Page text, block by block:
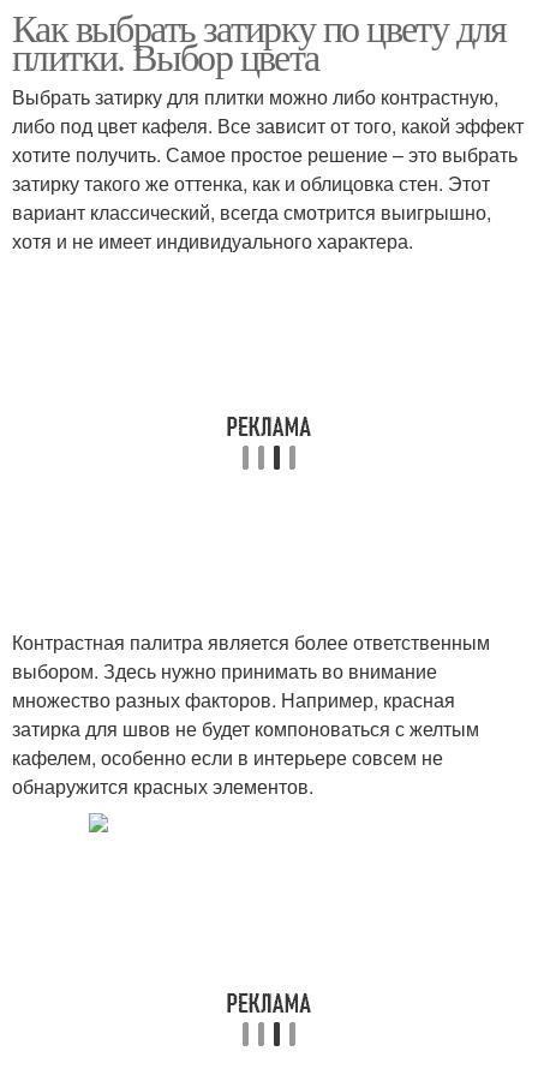
Как выбрать затирку по цвету для
плитки. Выбор цвета
Выбрать затирку для плитки можно либо контрастную,
либо под цвет кафеля. Все зависит от того, какой эффект
хотите получить. Самое простое решение – это выбрать
затирку такого же оттенка, как и облицовка стен. Этот
вариант классический, всегда смотрится выигрышно,
хотя и не имеет индивидуального характера.
Контрастная палитра является более ответственным
выбором. Здесь нужно принимать во внимание
множество разных факторов. Например, красная
затирка для швов не будет компоноваться с желтым
кафелем, особенно если в интерьере совсем не
обнаружится красных элементов.